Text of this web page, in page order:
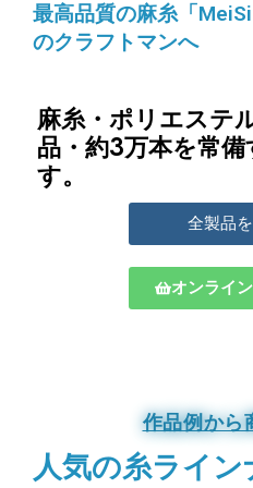
最高品質の麻糸「
のクラフトマンへ
麻糸・ポリエステ
品・約3万本を常
す。
全製品
オンライ
作品例から
人気の糸ライ